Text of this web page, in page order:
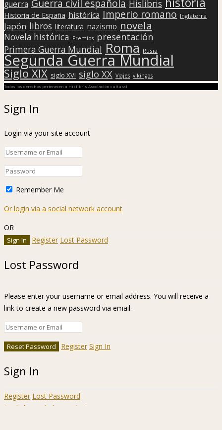
guerra Guerra civil española Hislibris
Historia de España histórica Imperio romano Inglaterra
Japón libros literatura nazismo novela
Novela histórica Premios presentación
Primera Guerra Mundial Roma Rusia
Segunda Guerra Mundial
Siglo XIX siglo XVI siglo XX Viajes vikingos
Todos los derechos pertenecen a Hislibris Asociación cultural
Sign In
Login via your site account
Remember Me
Or login via a social network account
OR
Register Lost Password
Lost Password
Please enter your username or email address. You will receive a
link to create a new password via email.
Register Sign In
Sign In
Register Lost Password
Ir a la barra de herramientas